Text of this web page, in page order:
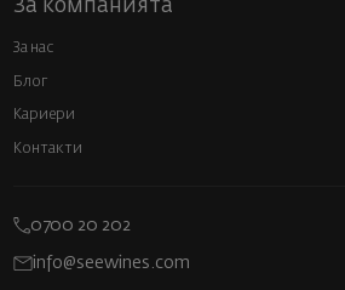
За компанията
За нас
Блог
Кариери
Контакти
0700 20 202
info@seewines.com